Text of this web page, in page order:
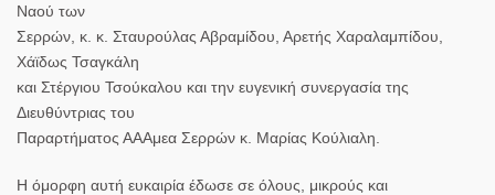
Ναού των
Σερρών, κ. κ. Σταυρούλας Αβραμίδου, Αρετής Χαραλαμπίδου,
Χάϊδως Τσαγκάλη
και Στέργιου Τσούκαλου και την ευγενική συνεργασία της
Διευθύντριας του
Παραρτήματος ΑΑΑμεα Σερρών κ. Μαρίας Κούλιαλη.
Η όμορφη αυτή ευκαιρία έδωσε σε όλους, μικρούς και